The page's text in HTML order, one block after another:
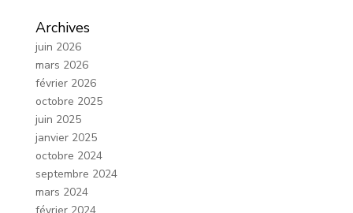
Archives
juin 2026
mars 2026
février 2026
octobre 2025
juin 2025
janvier 2025
octobre 2024
septembre 2024
mars 2024